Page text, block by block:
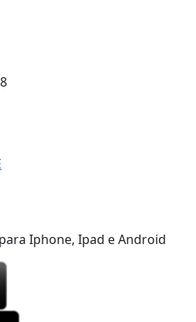
Iphone, Ipad e Android